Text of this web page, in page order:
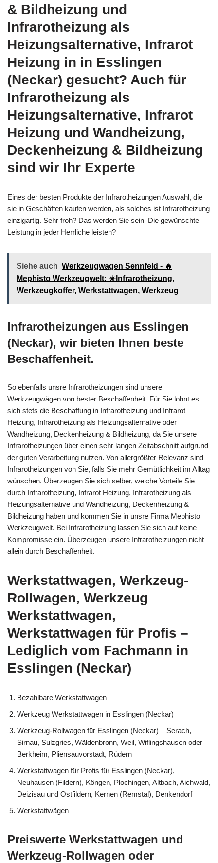
& Bildheizung und
Infrarotheizung als
Heizungsalternative, Infrarot
Heizung in in Esslingen
(Neckar) gesucht? Auch für
Infrarotheizung als
Heizungsalternative, Infrarot
Heizung und Wandheizung,
Deckenheizung & Bildheizung
sind wir Ihr Experte
Eines der besten Produkte der Infrarotheizungen Auswahl, die
sie in Geschäften kaufen werden, als solches ist Infrarotheizung
einzigartig. Sehr froh? Das werden Sie sein! Die gewünschte
Leistung in jeder Herrliche leisten?
Siehe auch Werkzeugwagen Sennfeld - 🔥
Mephisto Werkzeugwelt: ☀️Infrarotheizung,
Werkzeugkoffer, Werkstattwagen, Werkzeug
Infrarotheizungen aus Esslingen
(Neckar), wir bieten Ihnen beste
Beschaffenheit.
So ebenfalls unsre Infrarotheizungen sind unsere
Werkzeugwägen von bester Beschaffenheit. Für Sie lohnt es
sich stets die Beschaffung in Infrarotheizung und Infrarot
Heizung, Infrarotheizung als Heizungsalternative oder
Wandheizung, Deckenheizung & Bildheizung, da Sie unsere
Infrarotheizungen über einen sehr langen Zeitabschnitt aufgrund
der guten Verarbeitung nutzen. Von allergrößter Relevanz sind
Infrarotheizungen von Sie, falls Sie mehr Gemütlichkeit im Alltag
wünschen. Überzeugen Sie sich selber, welche Vorteile Sie
durch Infrarotheizung, Infrarot Heizung, Infrarotheizung als
Heizungsalternative und Wandheizung, Deckenheizung &
Bildheizung haben und kommen Sie in unsre Firma Mephisto
Werkzeugwelt. Bei Infrarotheizung lassen Sie sich auf keine
Kompromisse ein. Überzeugen unsere Infrarotheizungen nicht
allein durch Beschaffenheit.
Werkstattwagen, Werkzeug-
Rollwagen, Werkzeug
Werkstattwagen,
Werkstattwagen für Profis –
Lediglich vom Fachmann in
Esslingen (Neckar)
Bezahlbare Werkstattwagen
Werkzeug Werkstattwagen in Esslingen (Neckar)
Werkzeug-Rollwagen für Esslingen (Neckar) – Serach,
Sirnau, Sulzgries, Wäldenbronn, Weil, Wiflingshausen oder
Berkheim, Pliensauvorstadt, Rüdern
Werkstattwagen für Profis für Esslingen (Neckar),
Neuhausen (Fildern), Köngen, Plochingen, Altbach, Aichwald,
Deizisau und Ostfildern, Kernen (Remstal), Denkendorf
Werkstattwägen
Preiswerte Werkstattwagen und
Werkzeug-Rollwagen oder